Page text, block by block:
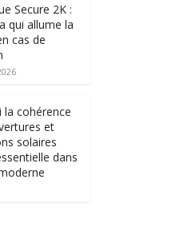
Secure 2K :
qui allume la
cas de
la cohérence
et
solaires
dans